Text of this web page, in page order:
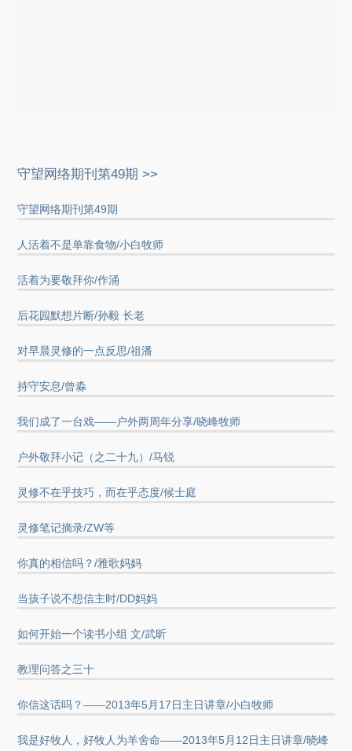
守望网络期刊第49期 >>
守望网络期刊第49期
人活着不是单靠食物/小白牧师
活着为要敬拜你/作涌
后花园默想片断/孙毅 长老
对早晨灵修的一点反思/祖潘
持守安息/曾淼
我们成了一台戏——户外两周年分享/晓峰牧师
户外敬拜小记（之二十九）/马锐
灵修不在乎技巧，而在乎态度/候士庭
灵修笔记摘录/ZW等
你真的相信吗？/雅歌妈妈
当孩子说不想信主时/DD妈妈
如何开始一个读书小组 文/武昕
教理问答之三十
你信这话吗？——2013年5月17日主日讲章/小白牧师
我是好牧人，好牧人为羊舍命——2013年5月12日主日讲章/晓峰